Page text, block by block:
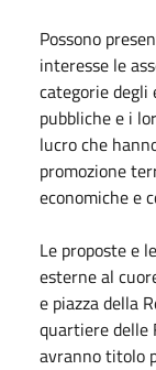
Possono
interesse le
categorie degli
pubbliche e i
lucro che
promozione
economiche e
Le proposte e
esterne al
e piazza della
quartiere delle
avranno titolo